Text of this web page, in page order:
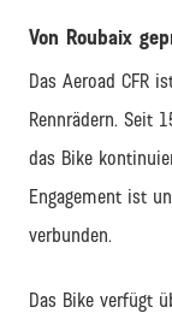
Von Roubaix
Das Aeroad CFR
Rennrädern. Seit
das Bike
Engagement ist
verbunden.
Das Bike verfügt